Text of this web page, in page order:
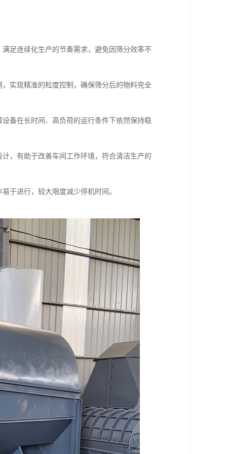
足连续化生产的节奏需求，避免因筛分效率不
实现精准的粒度控制，确保筛分后的物料完全
备在长时间、高负荷的运行条件下依然保持稳
，有助于改善车间工作环境，符合清洁生产的
于进行，较大限度减少停机时间。